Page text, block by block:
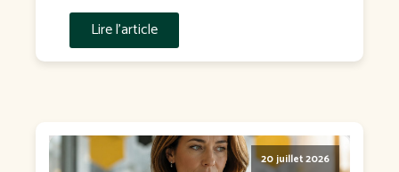
salaire "au cas […]
Lire l'article
20 juillet 2026